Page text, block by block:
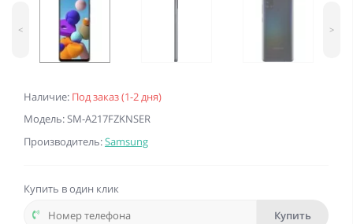
Наличие: Под заказ (1-2 дня)
Модель: SM-A217FZKNSER
Производитель:Samsung
< >
Купить в один клик
Купить